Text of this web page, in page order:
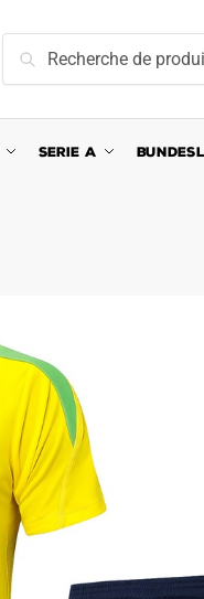
pour :
Recherche
SERIE A